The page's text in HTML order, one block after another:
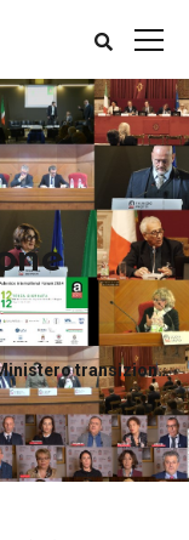
transizione ecologica